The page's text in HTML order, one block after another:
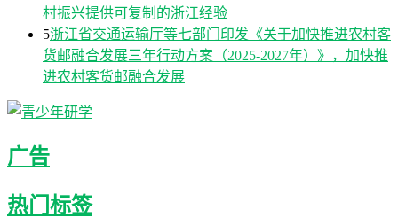
村振兴提供可复制的浙江经验
5浙江省交通运输厅等七部门印发《关于加快推进农村客
货邮融合发展三年行动方案（2025-2027年）》，加快推
进农村客货邮融合发展
广告
热门标签